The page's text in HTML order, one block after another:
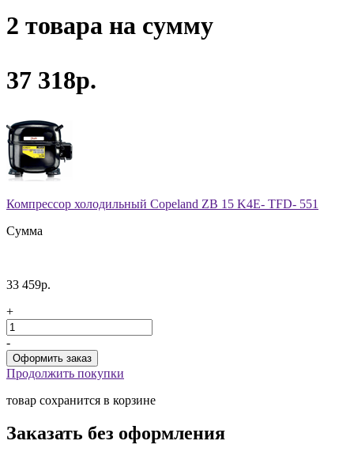
2 товара на сумму
37 318р.
Компрессор холодильный Copeland ZB 15 K4E- TFD- 551
Сумма
33 459р.
+
-
Продолжить покупки
товар сохранится в корзине
Заказать без оформления